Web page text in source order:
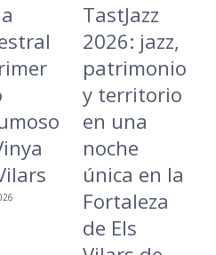
TastJazz
2026: jazz,
patrimonio
y territorio
en una
noche
única en la
Fortaleza
de Els